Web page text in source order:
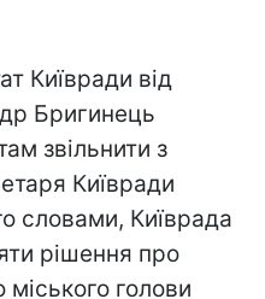
Київради від
Бригинець
звільнити з
Київради
словами, Київрада
рішення про
міського голови